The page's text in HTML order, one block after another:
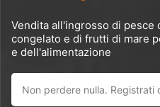
Vendita all'ingrosso di pesce
congelato e di frutti di mare
e dell'alimentazione